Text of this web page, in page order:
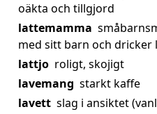
oäkta och tillgjord
lattemamma
med sitt barn och dricker
lattjo roligt, skojigt
lavemang starkt kaffe
lavett slag i ansiktet